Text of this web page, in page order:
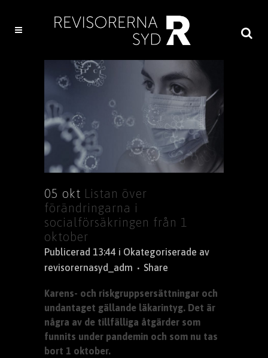
05 okt Listan över
förändringarna i
socialförsäkringen från 1
oktober
Publicerad 13:44 i Okategoriserade av
revisorernasyd_adm
Share
Karens- och riskgruppsersättningar och
undantaget gällande läkarintyg. Det är
några av de tillfälliga åtgärder som
funnits under pandemin och som nu tas
bort 1 oktober.